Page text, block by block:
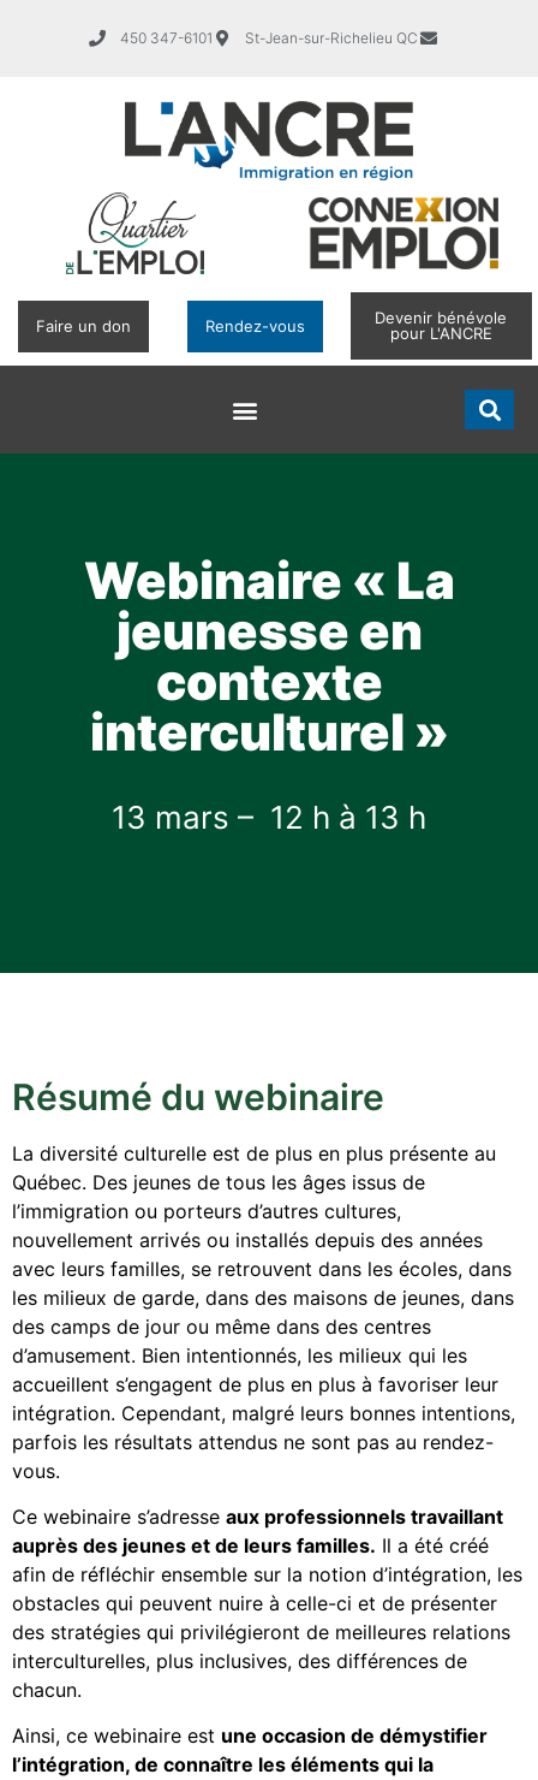
450 347-6101 St-Jean-sur-Richelieu QC
Faire un don Rendez-vous
Devenir bénévole
pour L'ANCRE
Webinaire « La
jeunesse en
contexte
interculturel »
13 mars – 12 h à 13 h
Résumé du webinaire
La diversité culturelle est de plus en plus présente au
Québec. Des jeunes de tous les âges issus de
l’immigration ou porteurs d’autres cultures,
nouvellement arrivés ou installés depuis des années
avec leurs familles, se retrouvent dans les écoles, dans
les milieux de garde, dans des maisons de jeunes, dans
des camps de jour ou même dans des centres
d’amusement. Bien intentionnés, les milieux qui les
accueillent s’engagent de plus en plus à favoriser leur
intégration. Cependant, malgré leurs bonnes intentions,
parfois les résultats attendus ne sont pas au rendez-
vous.
Ce webinaire s’adresse aux professionnels travaillant
auprès des jeunes et de leurs familles. Il a été créé
afin de réfléchir ensemble sur la notion d’intégration, les
obstacles qui peuvent nuire à celle-ci et de présenter
des stratégies qui privilégieront de meilleures relations
interculturelles, plus inclusives, des différences de
chacun.
Ainsi, ce webinaire est une occasion de démystifier
l’intégration, de connaître les éléments qui la